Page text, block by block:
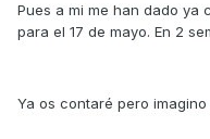
Pues a mi me han dado ya
para el 17 de mayo. En 2
Ya os contaré pero